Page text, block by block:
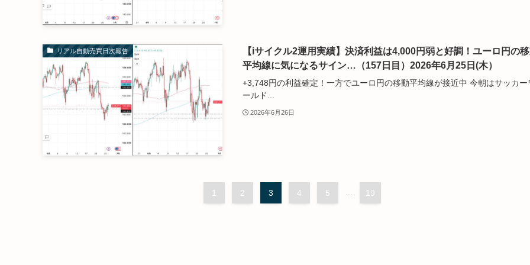
リアル自動売買日次報告
【iサイクル2運用実績】決済利益は4,000円弱と好調！ユーロ円の
平均線に気になるサイン…（157日目）2026年6月25日(木）
+3,748円の利益確定！一方でユーロ円の移動平均線が接近中 今朝はサッカー
ールド...
2026年6月26日
1 2 3 4 5 19